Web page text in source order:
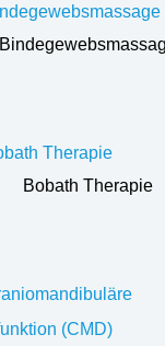
Bobath Therapie